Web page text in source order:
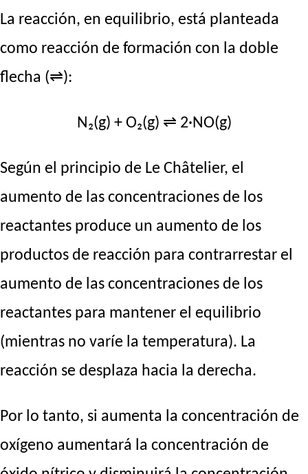
La reacción, en equilibrio, está planteada
como reacción de formación con la doble
flecha (⇌):
N₂(g) + O₂(g) ⇌ 2·NO(g)
Según el principio de Le Châtelier, el
aumento de las concentraciones de los
reactantes produce un aumento de los
productos de reacción para contrarrestar el
aumento de las concentraciones de los
reactantes para mantener el equilibrio
(mientras no varíe la temperatura). La
reacción se desplaza hacia la derecha.
Por lo tanto, si aumenta la concentración de
oxígeno aumentará la concentración de